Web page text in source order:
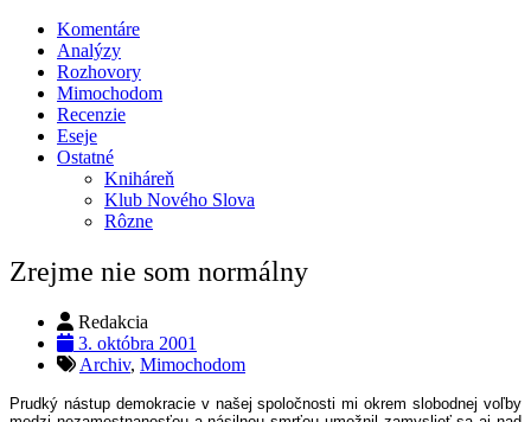
Komentáre
Analýzy
Rozhovory
Mimochodom
Recenzie
Eseje
Ostatné
Kniháreň
Klub Nového Slova
Rôzne
Zrejme nie som normálny
Redakcia
3. októbra 2001
Archiv, Mimochodom
Prudký nástup demokracie v našej spoločnosti mi okrem slobodnej voľby